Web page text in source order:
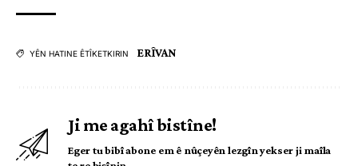
YÊN HATINE ÊTÎKETKIRIN ERÎVAN
Ji me agahî bistîne!
Eger tu bibî abone em ê nûçeyên lezgîn yekser ji maîla